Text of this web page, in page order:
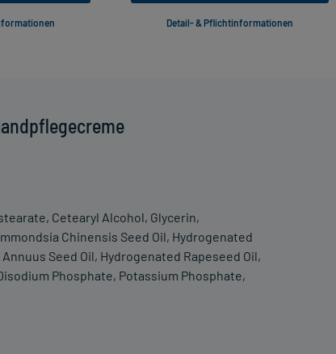
Cetearyl Alcohol, Glycerin,
Chinensis Seed Oil, Hydrogenated
Seed Oil, Hydrogenated Rapeseed Oil,
Phosphate, Potassium Phosphate,
Detail- & Pflichtinformationen